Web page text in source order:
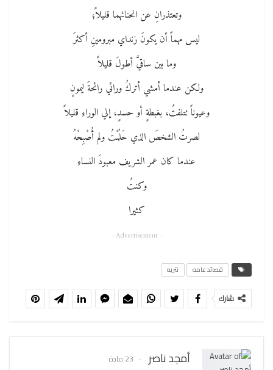
وتعتذرانِ عن انحنائهما قليلاً؛
ليس مهماً أن يكونَ زنداي مبرومينِ أكثرَ
وما بين ساقيَّ أطولَ قليلاً
ولكن عندما أمشي أتركُ ورائي رائحةَ ليمونٍ
وعيوناً تتلفتُ، بغبطةٍ أو حسدٍ، إلي الوراءِ قليلاً
لصرتُ الشخصَ الذي حَلُمْتُ ولم أُصْبِحْهُ
عندما كان عمر الشريف معبودَ النساءِ
وكنتُ
كثيرا
- Advertisement -
قصائد عامه نثريه
شارك
أمجد ناصر 23 مادة